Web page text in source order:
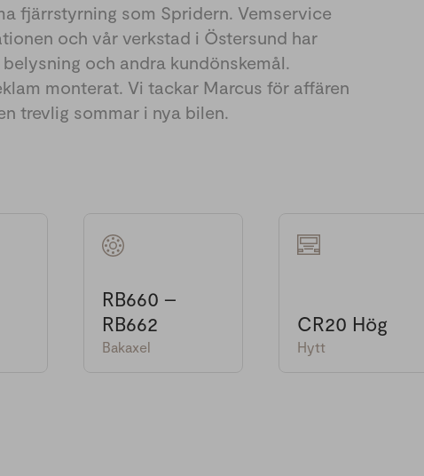
fjärrstyrning som Spridern. Vemservice
och vår verkstad i Östersund har
och andra kundönskemål.
monterat. Vi tackar Marcus för affären
trevlig sommar i nya bilen.
RB660 –
RB662
Bakaxel
CR20 Hög
Hytt